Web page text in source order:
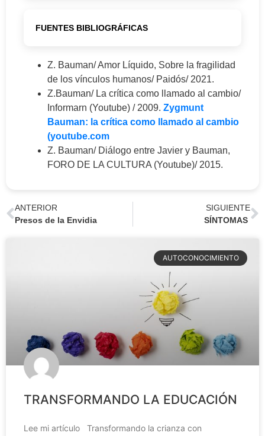
FUENTES BIBLIOGRÁFICAS
Z. Bauman/ Amor Líquido, Sobre la fragilidad
de los vínculos humanos/ Paidós/ 2021.
Z.Bauman/ La crítica como llamado al cambio/
Informarn (Youtube) / 2009. Zygmunt
Bauman: la crítica como llamado al cambio
(youtube.com
Z. Bauman/ Diálogo entre Javier y Bauman,
FORO DE LA CULTURA (Youtube)/ 2015.
ANTERIOR
Presos de la Envidia
SIGUIENTE
SÍNTOMAS
AUTOCONOCIMIENTO
TRANSFORMANDO LA EDUCACIÓN
Lee mi artículo Transformando la crianza con